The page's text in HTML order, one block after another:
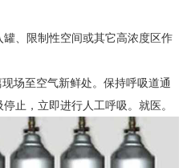
、限制性空间或其它高浓度区作
场至空气新鲜处。保持呼吸道通
止，立即进行人工呼吸。就医。